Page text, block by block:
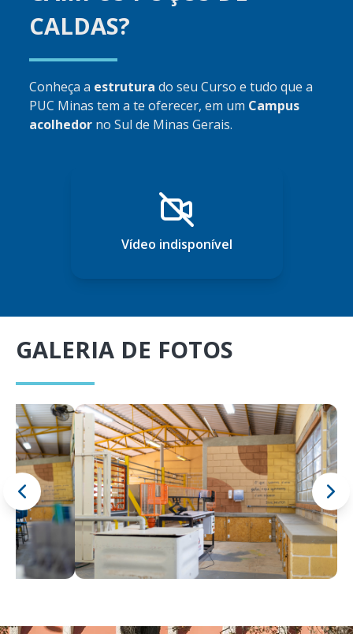
CALDAS?
Conheça a estrutura do seu Curso e tudo que a
PUC Minas tem a te oferecer, em um Campus
acolhedorno Sul de Minas Gerais.
Vídeo indisponível
GALERIA DE FOTOS